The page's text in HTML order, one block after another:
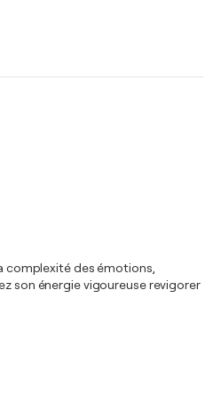
complexité des émotions,
son énergie vigoureuse revigorer